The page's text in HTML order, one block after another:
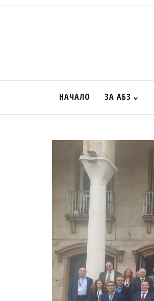
НАЧАЛО ЗА АБЗ